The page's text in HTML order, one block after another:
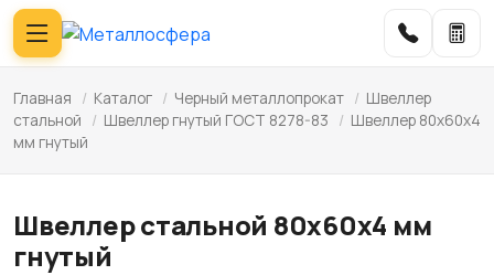
Главная / Каталог / Черный металлопрокат / Швеллер
стальной
/ Швеллер гнутый ГОСТ 8278-83 / Швеллер 80x60x4
мм гнутый
Швеллер стальной 80x60x4 мм
гнутый